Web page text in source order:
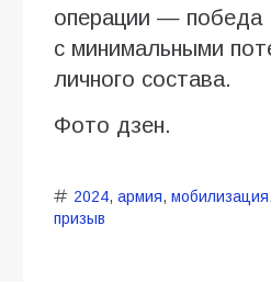
операции — победа
с минимальными
личного состава.
Фото дзен.
2024, армия, мобилизация,
призыв